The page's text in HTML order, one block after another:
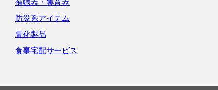
補聴器・集音器
防災系アイテム
電化製品
食事宅配サービス